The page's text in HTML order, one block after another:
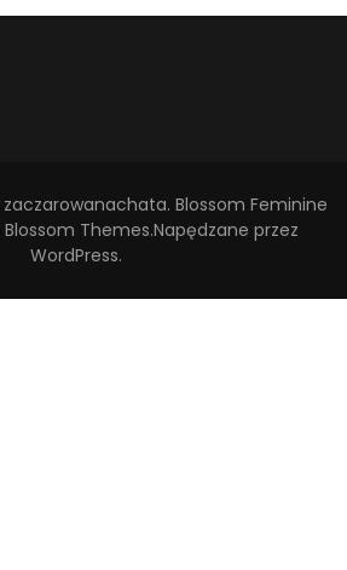
zaczarowanachata. Blossom Feminine
Blossom Themes.Napędzane przez
WordPress.